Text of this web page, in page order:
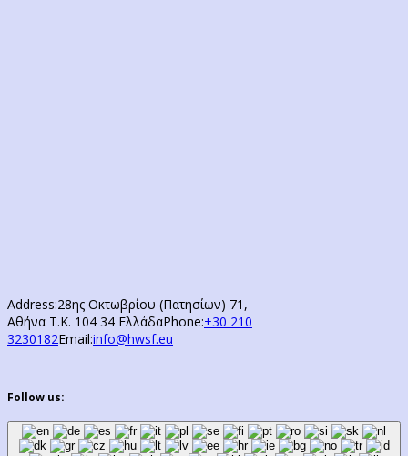
Address:28ης Οκτωβρίου (Πατησίων) 71,
Αθήνα Τ.Κ. 104 34 ΕλλάδαPhone:+30 210
3230182Email:info@hwsf.eu
Follow us: